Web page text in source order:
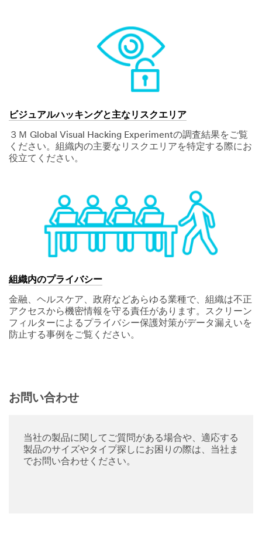
ビジュアルハッキングと主なリスクエリア
３Ｍ Global Visual Hacking Experimentの調査結果をご覧
ください。組織内の主要なリスクエリアを特定する際にお
役立てください。
組織内のプライバシー
金融、ヘルスケア、政府などあらゆる業種で、組織は不正
アクセスから機密情報を守る責任があります。スクリーン
フィルターによるプライバシー保護対策がデータ漏えいを
防止する事例をご覧ください。
お問い合わせ
当社の製品に関してご質問がある場合や、適応する
製品のサイズやタイプ探しにお困りの際は、当社ま
でお問い合わせください。